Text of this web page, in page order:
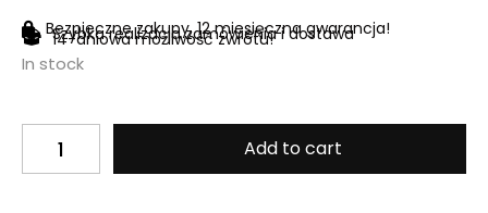
Bezpieczne zakupy, 12 miesięczna gwarancja!
Szybka realizacja zamówienia i dostawa
14-dniowa możliwość zwrotu!
In stock
Add to cart